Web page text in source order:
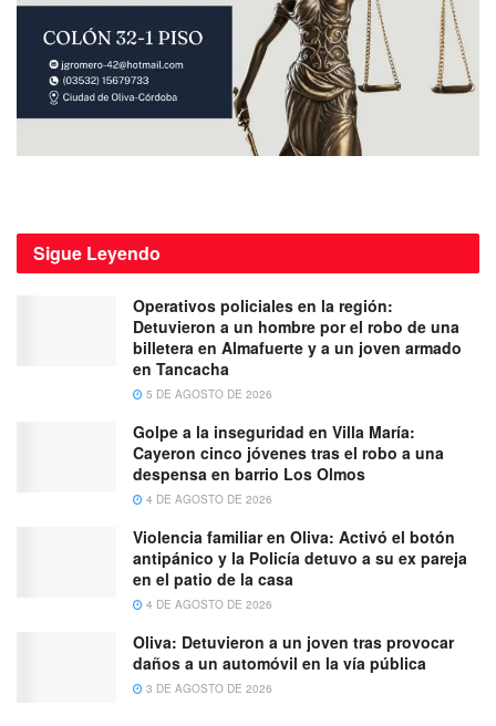
Sigue Leyendo
Operativos policiales en la región:
Detuvieron a un hombre por el robo de una
billetera en Almafuerte y a un joven armado
en Tancacha
5 DE AGOSTO DE 2026
Golpe a la inseguridad en Villa María:
Cayeron cinco jóvenes tras el robo a una
despensa en barrio Los Olmos
4 DE AGOSTO DE 2026
Violencia familiar en Oliva: Activó el botón
antipánico y la Policía detuvo a su ex pareja
en el patio de la casa
4 DE AGOSTO DE 2026
Oliva: Detuvieron a un joven tras provocar
daños a un automóvil en la vía pública
3 DE AGOSTO DE 2026